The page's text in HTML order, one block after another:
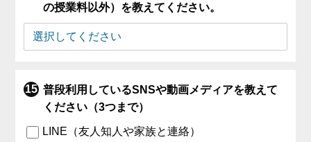
の授業料以外）を教えてください。
普段利用しているSNSや動画メディアを教えて
ください（3つまで）
LINE（友人知人や家族と連絡）